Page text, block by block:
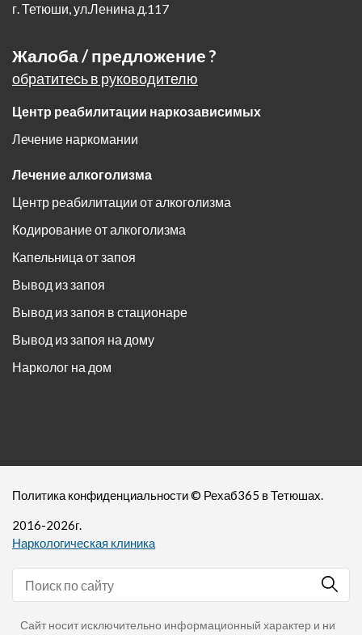
г. Тетюши,ул.Ленина д.117
Жалоба / предложение ?
обратитесь в руководителю
Центр реабилитации наркозависимых
Лечение наркомании
Лечение алкоголизма
Центр реабилитации от алкоголизма
Кодирование от алкоголизма
Капельница от запоя
Вывод из запоя
Вывод из запоя в стационаре
Вывод из запоя на дому
Нарколог на дом
Политика конфиденциальности© Рехаб365 в Тетюшах.
2016-2026г.
Наркологическая клиника
Сайт носит исключительно информационный характер и ни